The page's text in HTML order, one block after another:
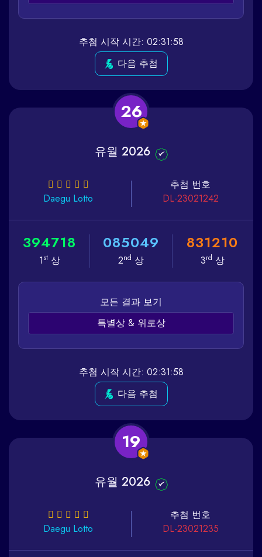
추첨 시작 시간: 02:31:58
다음 추첨
26
유월 2026
Daegu Lotto
추첨 번호
DL-23021242
394718
1st상
085049
2nd 상
831210
3rd 상
모든 결과 보기
특별상 & 위로상
추첨 시작 시간: 02:31:58
다음 추첨
19
유월 2026
Daegu Lotto
추첨 번호
DL-23021235